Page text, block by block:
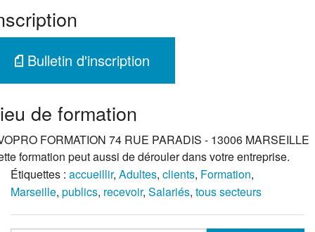
Bulletin d'inscription
de formation
FORMATION 74 RUE PARADIS - 13006 MARSEILLE
formation peut aussi de dérouler dans votre entreprise.
Étiquettes : accueillir, Adultes, clients, Formation,
Marseille, publics, recevoir, Salariés, tous secteurs